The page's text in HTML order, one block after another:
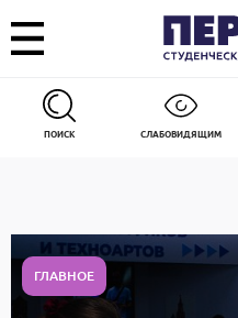
ПОИСК СЛАБОВИДЯЩИМ
ГЛАВНОЕ